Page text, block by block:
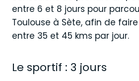
entre 6 et 8 jours pour
Toulouse à Sète, afin de
entre 35 et 45 kms par jour.
Le sportif : 3 jours